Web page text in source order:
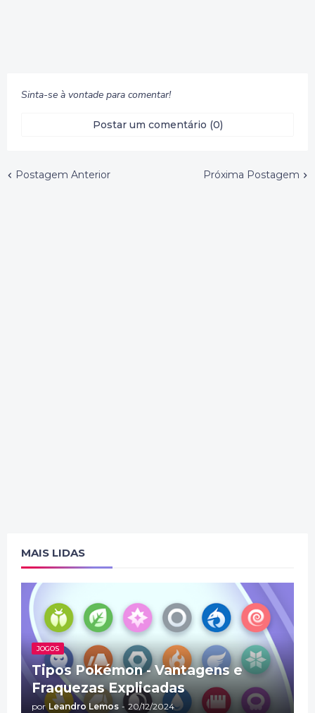
Sinta-se à vontade para comentar!
Postar um comentário (0)
Postagem Anterior Próxima Postagem
MAIS LIDAS
JOGOS
Tipos Pokémon - Vantagens e
Fraquezas Explicadas
por Leandro Lemos - 20/12/2024